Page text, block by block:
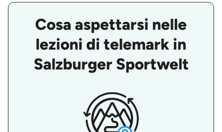
Cosa aspettarsi nelle
lezioni di telemark in
Salzburger Sportwelt